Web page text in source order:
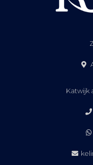
Katwijk